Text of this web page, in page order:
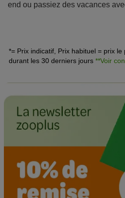
end ou passiez des vacances
*= Prix indicatif, Prix habituel = prix
durant les 30 derniers jours **Voir